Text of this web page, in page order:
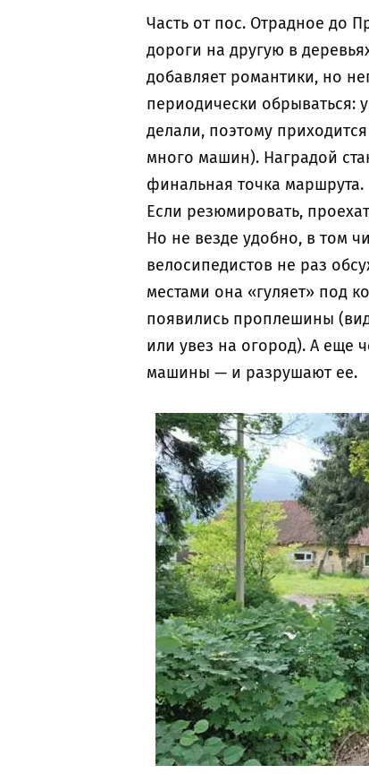
Часть от пос. Отрадное до
дороги на другую в
добавляет романтики, но
периодически обрываться:
делали, поэтому
много машин). Наградой
финальная точка маршрута.
Если резюмировать,
Но не везде удобно, в том
велосипедистов не раз
местами она «гуляет» под
появились проплешины
или увез на огород). А еще
машины — и разрушают ее.